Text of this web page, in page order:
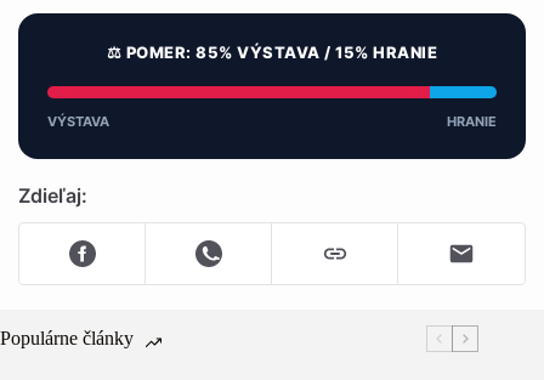
⚖️ POMER: 85% VÝSTAVA / 15% HRANIE
VÝSTAVA HRANIE
Zdieľaj:
Populárne články